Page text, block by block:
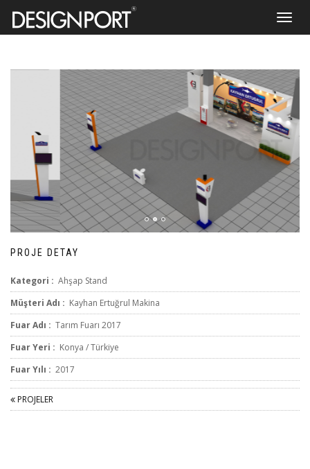
Toggle
PROJE DETAY
Kategori : Ahşap Stand
Müşteri Adı : Kayhan Ertuğrul Makina
Fuar Adı : Tarım Fuarı 2017
Fuar Yeri : Konya / Türkiye
Fuar Yılı : 2017
PROJELER